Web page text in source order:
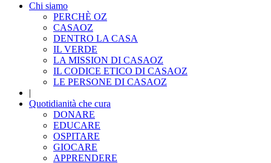
Chi siamo
PERCHÈ OZ
CASAOZ
DENTRO LA CASA
IL VERDE
LA MISSION DI CASAOZ
IL CODICE ETICO DI CASAOZ
LE PERSONE DI CASAOZ
|
Quotidianità che cura
DONARE
EDUCARE
OSPITARE
GIOCARE
APPRENDERE